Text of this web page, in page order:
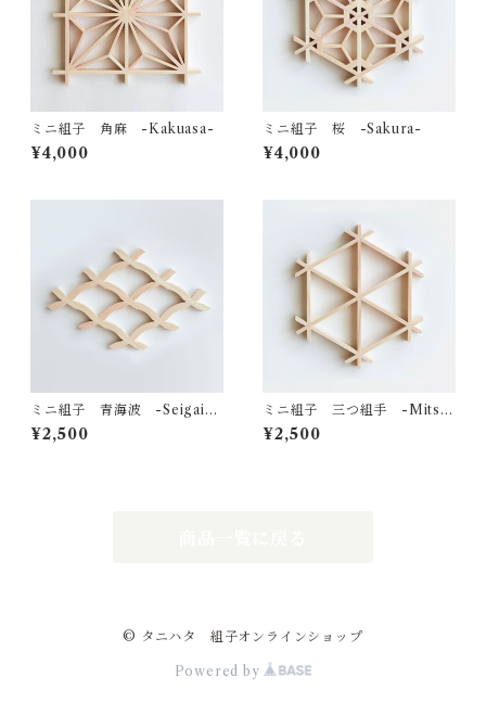
ミニ組子 角麻 -Kakuasa-
¥4,000
ミニ組子 桜 -Sakura-
¥4,000
ミニ組子 青海波 -Seigaiha
-
¥2,500
ミニ組子 三つ組手 -Mitsu
kude-
¥2,500
© タニハタ 組子オンラインショップ
Powered by